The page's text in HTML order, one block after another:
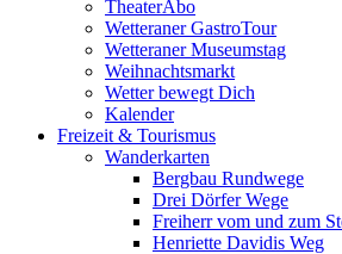
TheaterAbo
Wetteraner GastroTour
Wetteraner Museumstag
Weihnachtsmarkt
Wetter bewegt Dich
Kalender
Freizeit & Tourismus
Wanderkarten
Bergbau Rundwege
Drei Dörfer Wege
Freiherr vom und zum
Henriette Davidis Weg